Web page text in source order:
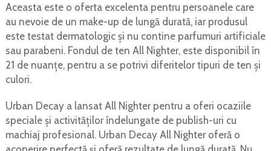
Aceasta este o oferta excelenta pentru persoanele care
au nevoie de un make-up de lungă durată, iar produsul
este testat dermatologic și nu contine parfumuri artificiale
sau parabeni. Fondul de ten All Nighter, este disponibil în
21 de nuanțe, pentru a se potrivi diferitelor tipuri de ten și
culori.
Urban Decay a lansat All Nighter pentru a oferi ocaziile
speciale și activităților îndelungate de publish-uri cu
machiaj profesional. Urban Decay All Nighter oferă o